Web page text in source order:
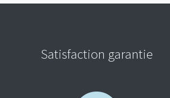
Satisfaction garantie